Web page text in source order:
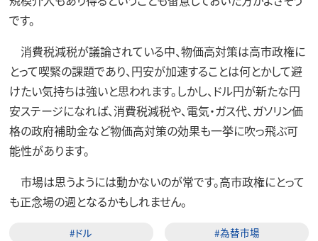
です。
消費税減税が議論されている中、物価高対策は高市政権に
とって喫緊の課題であり、円安が加速することは何とかして避
けたい気持ちは強いと思われます。しかし、ドル円が新たな円
安ステージになれば、消費税減税や、電気・ガス代、ガソリン価
格の政府補助金など物価高対策の効果も一挙に吹っ飛ぶ可
能性があります。
市場は思うようには動かないのが常です。高市政権にとって
も正念場の週となるかもしれません。
#ドル #為替市場